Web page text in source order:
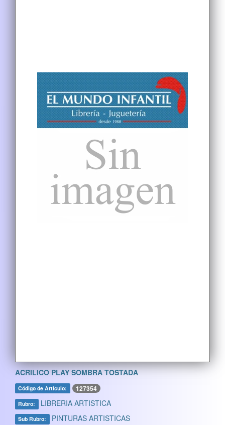
ACRILICO PLAY SOMBRA TOSTADA
Código de Artículo: 127354
Rubro: LIBRERIA ARTISTICA
Sub Rubro: PINTURAS ARTISTICAS